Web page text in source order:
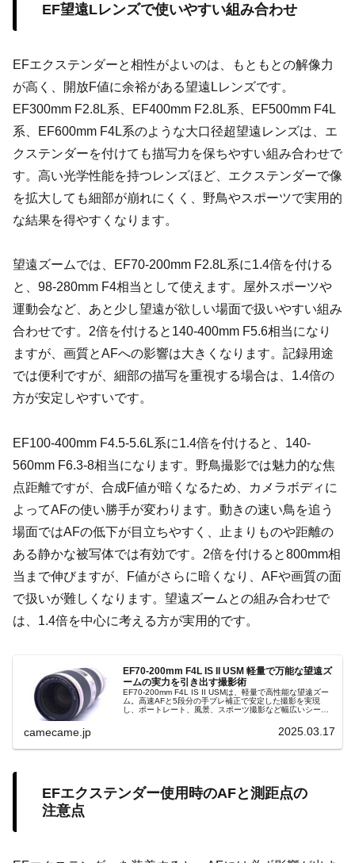
EF望遠Lレンズで使いやすい組み合わせ
EFエクステンダーと相性がよいのは、もともとの解像力
が高く、開放F値に余裕がある望遠Lレンズです。
EF300mm F2.8L系、EF400mm F2.8L系、EF500mm F4L
系、EF600mm F4L系のような大口径超望遠レンズは、エ
クステンダーを付けても描写力を保ちやすい組み合わせで
す。高い光学性能を持つレンズほど、エクステンダーで像
を拡大しても細部が崩れにくく、野鳥やスポーツで実用的
な結果を得やすくなります。
望遠ズームでは、EF70-200mm F2.8L系に1.4倍を付ける
と、98-280mm F4相当として使えます。屋外スポーツや
運動会など、あと少し望遠が欲しい場面で扱いやすい組み
合わせです。2倍を付けると140-400mm F5.6相当になり
ますが、画質とAFへの影響は大きくなります。記録用途
では便利ですが、細部の描写を重視する場合は、1.4倍の
方が安定しやすいです。
EF100-400mm F4.5-5.6L系に1.4倍を付けると、140-
560mm F6.3-8相当になります。野鳥撮影では魅力的な焦
点距離ですが、合成F値が暗くなるため、カメラボディに
よってAFの使い勝手が変わります。動きの速い鳥を追う
場面ではAFの低下が目立ちやすく、止まりものや距離の
ある静かな被写体では有効です。2倍を付けると800mm相
当まで伸びますが、F値がさらに暗くなり、AFや画質の面
で扱いが難しくなります。望遠ズームとの組み合わせで
は、1.4倍を中心に考える方が実用的です。
EF70-200mm F4L IS II USM 軽量で万能な望遠ズ
ームの実力を引き出す撮影術
EF70-200mm F4L IS II USMは、軽量で高性能な望遠ズー
ム。高速AFと5段分の手ブレ補正で安定した撮影を実現
し、ポートレート、風景、スポーツ撮影など幅広いシーン
camecame.jp 2025.03.17
EFエクステンダー使用時のAFと測距点の
注意点